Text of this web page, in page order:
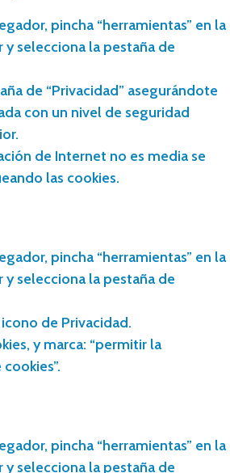
pincha “herramientas” en la
y selecciona la pestaña de
de “Privacidad” asegurándote
con un nivel de seguridad
de Internet no es media se
las cookies.
pincha “herramientas” en la
y selecciona la pestaña de
de Privacidad.
y marca: “permitir la
pincha “herramientas” en la
y selecciona la pestaña de